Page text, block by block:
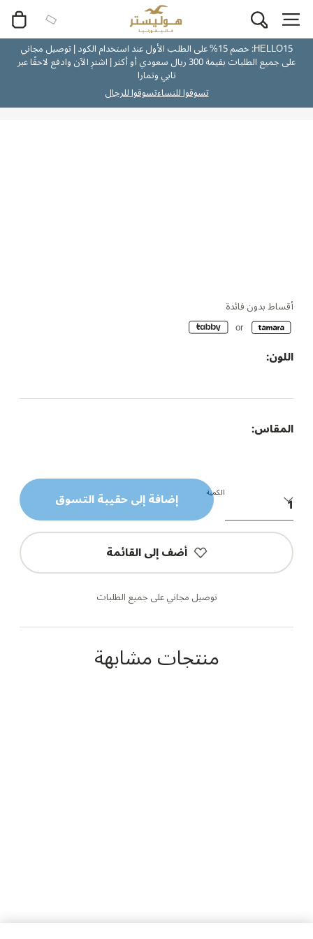
HELLO15: خصم 15% على الطلب الأول عند استخدام الكود | توصيل مجاني
على جميع الطلبات بقيمة 300 ريال سعودي أو أكثر | اشترِ الآن وادفع لاحقًا عبر
تابي وتمارا
تسوقوا للنساءتسوقوا للرجال
أقساط بدون فائدة
اللون:
المقاس:
الكمية إضافة إلى حقيبة التسوق
أضف إلى القائمة
توصيل مجاني على جميع الطلبات
منتجات مشابهة